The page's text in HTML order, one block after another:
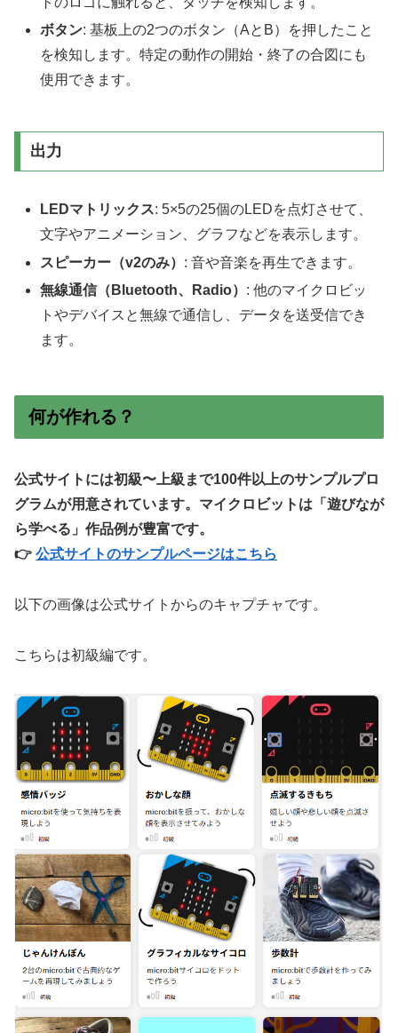
ボタン: 基板上の2つのボタン（AとB）を押したこと
を検知します。特定の動作の開始・終了の合図にも
使用できます。
出力
LEDマトリックス: 5×5の25個のLEDを点灯させて、
文字やアニメーション、グラフなどを表示します。
スピーカー（v2のみ） : 音や音楽を再生できます。
無線通信（Bluetooth、Radio） : 他のマイクロビッ
トやデバイスと無線で通信し、データを送受信でき
ます。
何が作れる？
公式サイトには初級〜上級まで100件以上のサンプルプロ
グラムが用意されています。マイクロビットは「遊びなが
ら学べる」作品例が豊富です。
👉 公式サイトのサンプルページはこちら
以下の画像は公式サイトからのキャプチャです。
こちらは初級編です。